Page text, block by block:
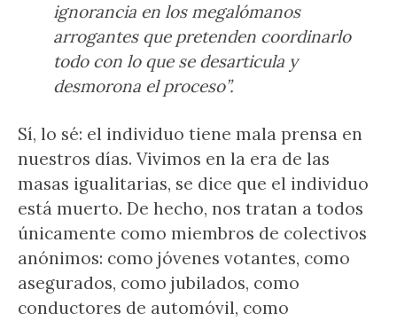
ignorancia en los megalómanos
arrogantes que pretenden coordinarlo
todo con lo que se desarticula y
desmorona el proceso”.
Sí, lo sé: el individuo tiene mala prensa en
nuestros días. Vivimos en la era de las
masas igualitarias, se dice que el individuo
está muerto. De hecho, nos tratan a todos
únicamente como miembros de colectivos
anónimos: como jóvenes votantes, como
asegurados, como jubilados, como
conductores de automóvil, como